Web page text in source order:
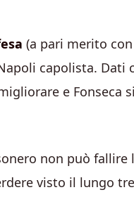
(a pari merito
capolista. Dati
e Fonseca
non può
visto il lungo